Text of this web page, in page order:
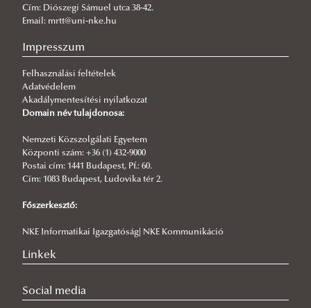
Szemelvények a XXI. századi terrorizmus kihívásaiból
Tudományos Feuilleton
Tájékoztató a megjelent írásokkal kapcsolatban
NYERŐ HELYZETBEN Világvége kontra tudomány
Az európai kultúrkör és az iszlám A KÖVETENDŐ(?) ÚT
Fenntartható-e a fejlődés?
Az összehasonlító rendészettudomány időszerűségéről
COVID Sűrített levegős oltópisztolyok
Bevezetés a jogi kultúra világába
Világűr
MI jegyzet
A vagyonvisszaszerzés kriminalisztikai és jogi vetületei
Pályakezdő Rendőrtisztek Kézikönyve
Rendészettudományi szaklexikon
Hadtudományi lexikon
Bűnözésföldrajzi közlemények 2026/3-4.
Bűnözésföldrajzi közlemények 2026/1-2.
Bűnözésföldrajzi Közlemények 2025/3-4.
Bűnözésföldrajzi Közlemények 2024/3-4. szám
Cím: Diószegi Sámuel utca 38-42.
Email: mrtt@uni-nke.hu
Impresszum
Felhasználási feltételek
Adatvédelem
Akadálymentesítési nyilatkozat
Domain név tulajdonosa:
Nemzeti Közszolgálati Egyetem
Központi szám: +36 (1) 432-9000
Postai cím: 1441 Budapest, Pf.: 60.
Cím: 1083 Budapest, Ludovika tér 2.
Főszerkesztő:
NKE Informatikai Igazgatóság| NKE Kommunikáció
Linkek
Social media